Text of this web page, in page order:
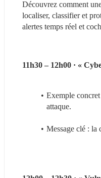
Découvrez comment
localiser, classifier et
alertes temps réel et
11h30 – 12h00 · «
Exemple
attaque.
Message clé : la